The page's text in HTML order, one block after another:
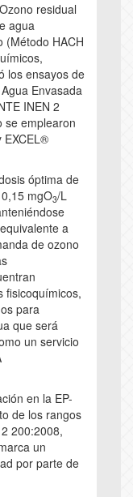
residual
agua
(Método HACH
los ensayos de
Envasada
INEN 2
se emplearon
EXCEL®
óptima de
mgO3/L
a
de ozono
fisicoquímicos,
para
que será
un servicio
en la EP-
de los rangos
200:2008,
un
por parte de